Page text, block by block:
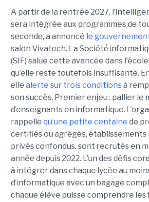
A partir de la rentrée 2027,
sera intégrée aux programmes de
seconde, a annoncé le
salon Vivatech. La Société́
(SIF) salue cette avancée dans
qu’elle reste toutefois insuffisante.
elle alerte sur trois conditionsà
son succès. Premier enjeu : pallier le
d’enseignants en informatique.
rappelle qu’une petite centaine de
certifiés ou agrégés, établissements
privés confondus, sont recrutés en
année depuis 2022. L’un des défis
à intégrer dans chaque lycée au
d’informatique avec un bagage
chaque élève puisse comprendre